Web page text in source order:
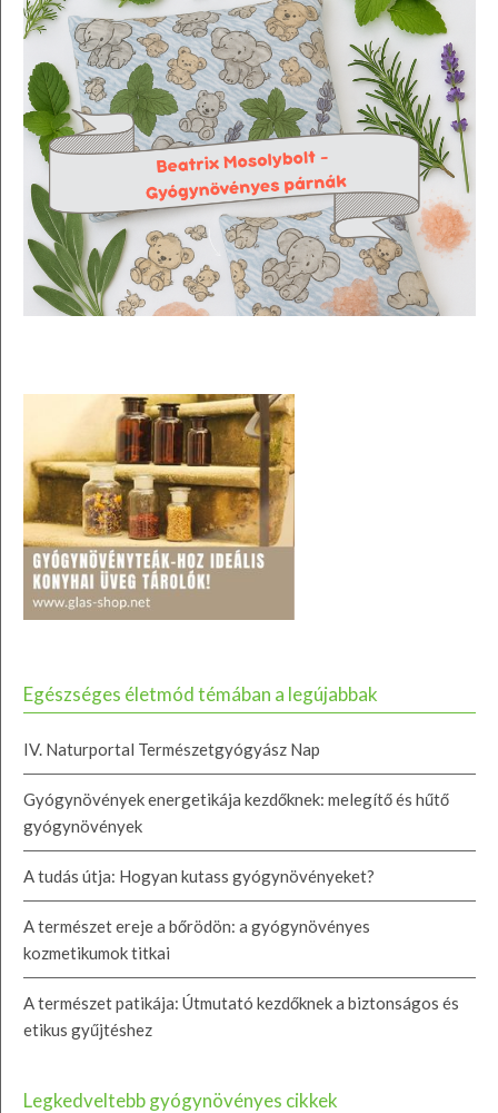
Egészséges életmód témában a legújabbak
IV. Naturportal Természetgyógyász Nap
Gyógynövények energetikája kezdőknek: melegítő és hűtő
gyógynövények
A tudás útja: Hogyan kutass gyógynövényeket?
A természet ereje a bőrödön: a gyógynövényes
kozmetikumok titkai
A természet patikája: Útmutató kezdőknek a biztonságos és
etikus gyűjtéshez
Legkedveltebb gyógynövényes cikkek